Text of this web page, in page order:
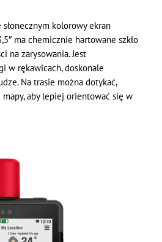
kolorowy ekran
ma chemicznie hartowane szkło
na zarysowania. Jest
w rękawicach, doskonale
Na trasie można dotykać,
aby lepiej orientować się w